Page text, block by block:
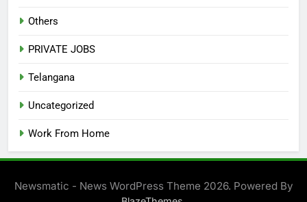
Others
PRIVATE JOBS
Telangana
Uncategorized
Work From Home
Newsmatic - News WordPress Theme 2026. Powered By